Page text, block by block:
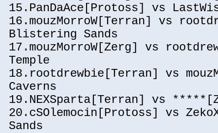
15.PanDaAce[Protoss] vs
16.mouzMorroW[Terran] vs
Blistering Sands
17.mouzMorroW[Zerg] vs
Temple
18.rootdrewbie[Terran] vs
Caverns
19.NEXSparta[Terran] vs
20.cSOlemocin[Protoss] vs
Sands